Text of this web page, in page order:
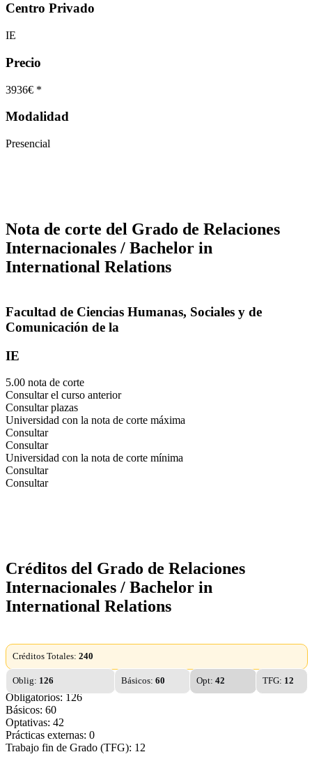
Centro Privado
IE
Precio
3936€ *
Modalidad
Presencial
Nota de corte del Grado de Relaciones
Internacionales / Bachelor in
International Relations
Facultad de Ciencias Humanas, Sociales y de
Comunicación de la
IE
5.00 nota de corte
Consultar el curso anterior
Consultar plazas
Universidad con la nota de corte máxima
Consultar
Consultar
Universidad con la nota de corte mínima
Consultar
Consultar
Créditos del Grado de Relaciones
Internacionales / Bachelor in
International Relations
Créditos Totales: 240
Oblig: 126 Básicos: 60 Opt: 42 TFG: 12
Obligatorios: 126
Básicos: 60
Optativas: 42
Prácticas externas: 0
Trabajo fin de Grado (TFG): 12